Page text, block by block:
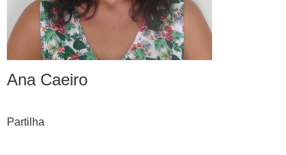
Ana Caeiro
Partilha